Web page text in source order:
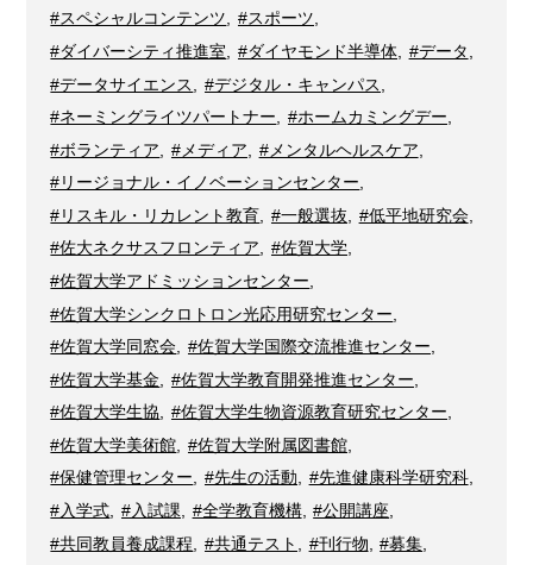
#スペシャルコンテンツ
#スポーツ
#ダイバーシティ推進室
#ダイヤモンド半導体, #データ
#データサイエンス
#デジタル・キャンパス
#ネーミングライツパートナー
#ホームカミングデー
#ボランティア
#メディア #メンタルヘルスケア
#リージョナル・イノベーションセンター
#リスキル・リカレント教育
#一般選抜 #低平地研究会,
#佐大ネクサスフロンティア, #佐賀大学,
#佐賀大学アドミッションセンター
#佐賀大学シンクロトロン光応用研究センター
#佐賀大学同窓会
#佐賀大学国際交流推進センター
#佐賀大学基金
#佐賀大学教育開発推進センター
#佐賀大学生協, #佐賀大学生物資源教育研究センター,
#佐賀大学美術館
#佐賀大学附属図書館,
#保健管理センター, #先生の活動, #先進健康科学研究科,
#入学式
#入試課 #全学教育機構, #公開講座
#共同教員養成課程
#共通テスト #刊行物 #募集